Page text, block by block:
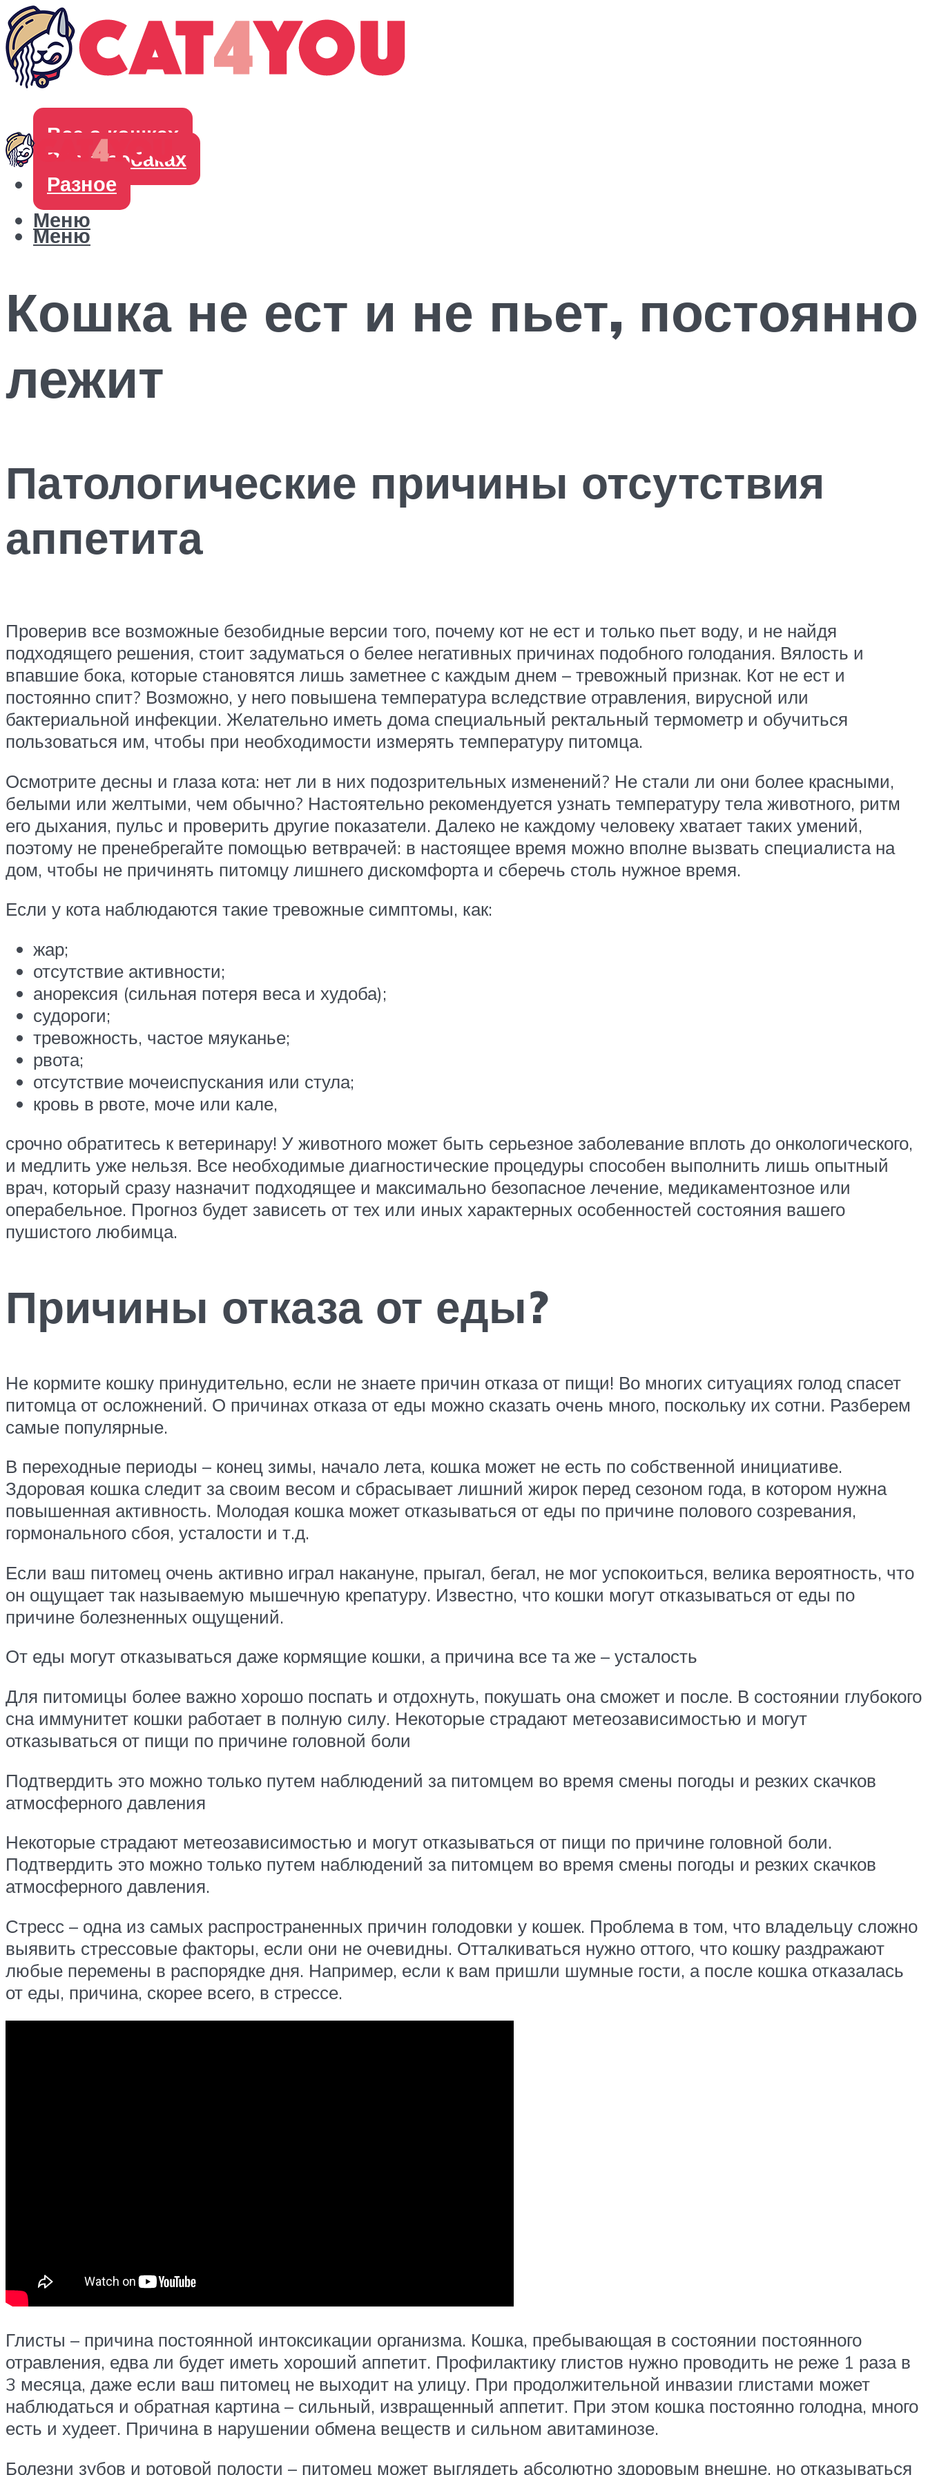
Все о кошках
Все о собаках
Разное
Меню
Меню
Кошка не ест и не пьет, постоянно
лежит
Патологические причины отсутствия
аппетита
Проверив все возможные безобидные версии того, почему кот не ест и только пьет воду, и не найдя
подходящего решения, стоит задуматься о белее негативных причинах подобного голодания. Вялость и
впавшие бока, которые становятся лишь заметнее с каждым днем – тревожный признак. Кот не ест и
постоянно спит? Возможно, у него повышена температура вследствие отравления, вирусной или
бактериальной инфекции. Желательно иметь дома специальный ректальный термометр и обучиться
пользоваться им, чтобы при необходимости измерять температуру питомца.
Осмотрите десны и глаза кота: нет ли в них подозрительных изменений? Не стали ли они более красными,
белыми или желтыми, чем обычно? Настоятельно рекомендуется узнать температуру тела животного, ритм
его дыхания, пульс и проверить другие показатели. Далеко не каждому человеку хватает таких умений,
поэтому не пренебрегайте помощью ветврачей: в настоящее время можно вполне вызвать специалиста на
дом, чтобы не причинять питомцу лишнего дискомфорта и сберечь столь нужное время.
Если у кота наблюдаются такие тревожные симптомы, как:
жар;
отсутствие активности;
анорексия (сильная потеря веса и худоба);
судороги;
тревожность, частое мяуканье;
рвота;
отсутствие мочеиспускания или стула;
кровь в рвоте, моче или кале,
срочно обратитесь к ветеринару! У животного может быть серьезное заболевание вплоть до онкологического,
и медлить уже нельзя. Все необходимые диагностические процедуры способен выполнить лишь опытный
врач, который сразу назначит подходящее и максимально безопасное лечение, медикаментозное или
операбельное. Прогноз будет зависеть от тех или иных характерных особенностей состояния вашего
пушистого любимца.
Причины отказа от еды?
Не кормите кошку принудительно, если не знаете причин отказа от пищи! Во многих ситуациях голод спасет
питомца от осложнений. О причинах отказа от еды можно сказать очень много, поскольку их сотни. Разберем
самые популярные.
В переходные периоды – конец зимы, начало лета, кошка может не есть по собственной инициативе.
Здоровая кошка следит за своим весом и сбрасывает лишний жирок перед сезоном года, в котором нужна
повышенная активность. Молодая кошка может отказываться от еды по причине полового созревания,
гормонального сбоя, усталости и т.д.
Если ваш питомец очень активно играл накануне, прыгал, бегал, не мог успокоиться, велика вероятность, что
он ощущает так называемую мышечную крепатуру. Известно, что кошки могут отказываться от еды по
причине болезненных ощущений.
От еды могут отказываться даже кормящие кошки, а причина все та же – усталость
Для питомицы более важно хорошо поспать и отдохнуть, покушать она сможет и после. В состоянии глубокого
сна иммунитет кошки работает в полную силу. Некоторые страдают метеозависимостью и могут
отказываться от пищи по причине головной боли
Подтвердить это можно только путем наблюдений за питомцем во время смены погоды и резких скачков
атмосферного давления
Некоторые страдают метеозависимостью и могут отказываться от пищи по причине головной боли.
Подтвердить это можно только путем наблюдений за питомцем во время смены погоды и резких скачков
атмосферного давления.
Стресс – одна из самых распространенных причин голодовки у кошек. Проблема в том, что владельцу сложно
выявить стрессовые факторы, если они не очевидны. Отталкиваться нужно оттого, что кошку раздражают
любые перемены в распорядке дня. Например, если к вам пришли шумные гости, а после кошка отказалась
от еды, причина, скорее всего, в стрессе.
Глисты – причина постоянной интоксикации организма. Кошка, пребывающая в состоянии постоянного
отравления, едва ли будет иметь хороший аппетит. Профилактику глистов нужно проводить не реже 1 раза в
3 месяца, даже если ваш питомец не выходит на улицу. При продолжительной инвазии глистами может
наблюдаться и обратная картина – сильный, извращенный аппетит. При этом кошка постоянно голодна, много
есть и худеет. Причина в нарушении обмена веществ и сильном авитаминозе.
Болезни зубов и ротовой полости – питомец может выглядеть абсолютно здоровым внешне, но отказываться